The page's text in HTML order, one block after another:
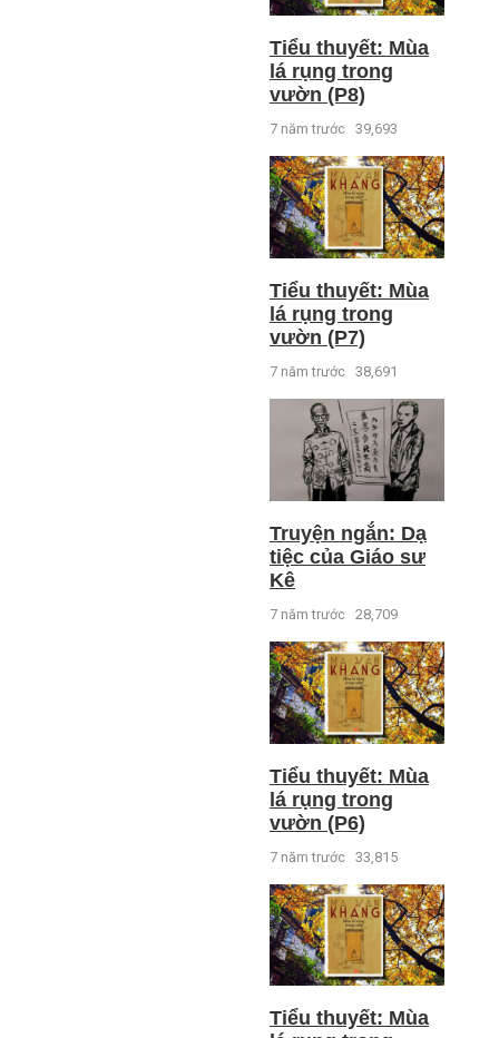
Tiểu thuyết: Mùa
lá rụng trong
vườn (P8)
7 năm trước 39,693
Tiểu thuyết: Mùa
lá rụng trong
vườn (P7)
7 năm trước 38,691
Truyện ngắn: Dạ
tiệc của Giáo sư
Kê
7 năm trước 28,709
Tiểu thuyết: Mùa
lá rụng trong
vườn (P6)
7 năm trước 33,815
Tiểu thuyết: Mùa